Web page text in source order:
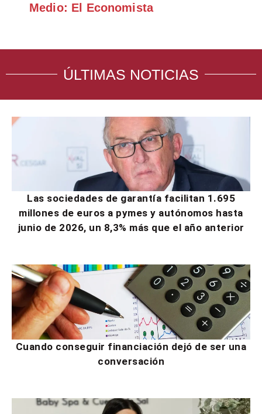
Medio: El Economista
ÚLTIMAS NOTICIAS
Las sociedades de garantía facilitan 1.695
millones de euros a pymes y autónomos hasta
junio de 2026, un 8,3% más que el año anterior
Cuando conseguir financiación dejó de ser una
conversación